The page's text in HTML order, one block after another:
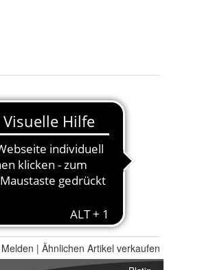
Melden | Ähnlichen Artikel verkaufen